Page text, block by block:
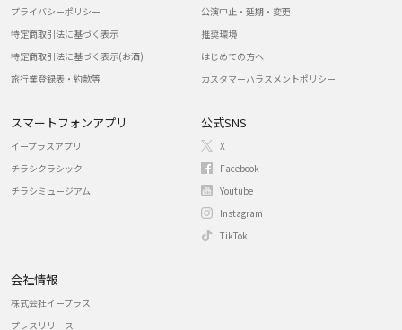
プライバシーポリシー
特定商取引法に基づく表示
特定商取引法に基づく表示(お酒)
旅行業登録表・約款等
公演中止・延期・変更
推奨環境
はじめての方へ
カスタマーハラスメントポリシー
スマートフォンアプリ
イープラスアプリ
チラシクラシック
チラシミュージアム
公式SNS
X
Facebook
Youtube
Instagram
TikTok
会社情報
株式会社イープラス
プレスリリース